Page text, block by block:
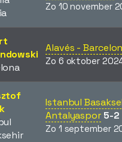
Zo 10 november
Alavés -
Zo 6 oktober
Istanbul
Antalyaspor 5-2
Zo 1 september